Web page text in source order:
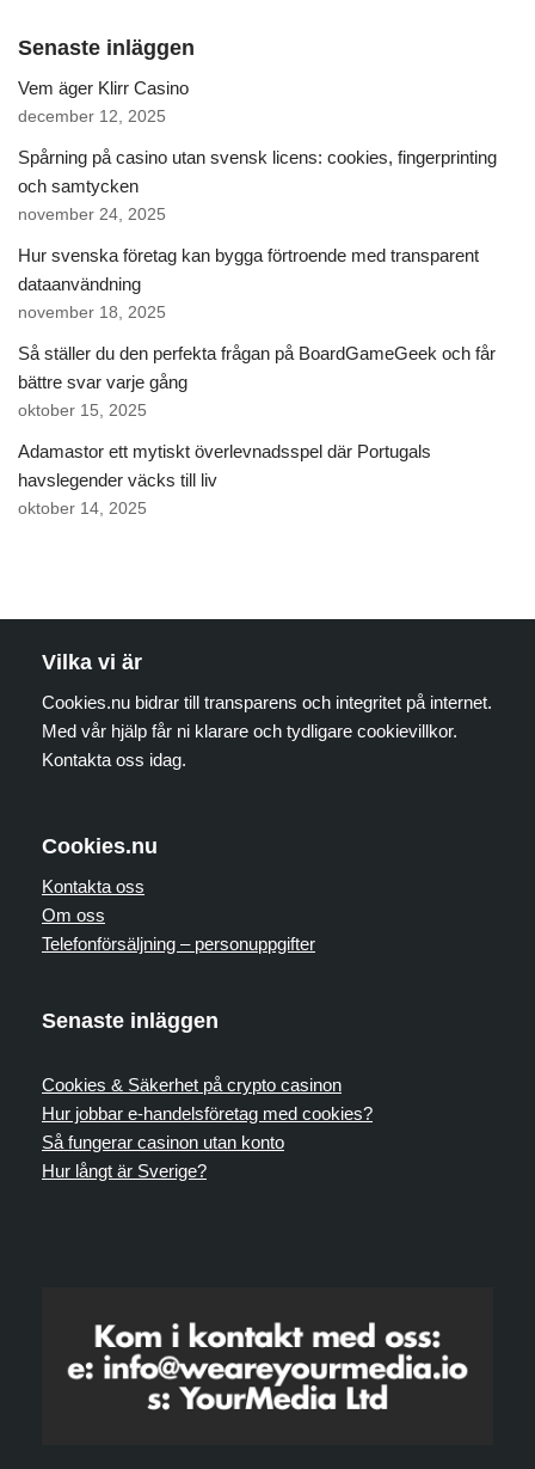
Senaste inläggen
Vem äger Klirr Casino
december 12, 2025
Spårning på casino utan svensk licens: cookies, fingerprinting
och samtycken
november 24, 2025
Hur svenska företag kan bygga förtroende med transparent
dataanvändning
november 18, 2025
Så ställer du den perfekta frågan på BoardGameGeek och får
bättre svar varje gång
oktober 15, 2025
Adamastor ett mytiskt överlevnadsspel där Portugals
havslegender väcks till liv
oktober 14, 2025
Vilka vi är
Cookies.nu bidrar till transparens och integritet på internet.
Med vår hjälp får ni klarare och tydligare cookievillkor.
Kontakta oss idag.
Cookies.nu
Kontakta oss
Om oss
Telefonförsäljning – personuppgifter
Senaste inläggen
Cookies & Säkerhet på crypto casinon
Hur jobbar e-handelsföretag med cookies?
Så fungerar casinon utan konto
Hur långt är Sverige?